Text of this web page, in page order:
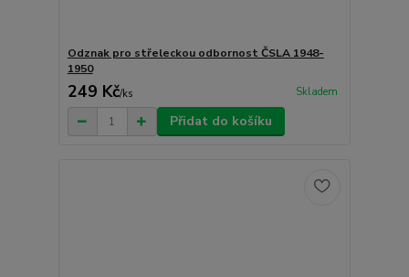
Odznak pro střeleckou odbornost ČSLA 1948-
1950
249 Kč/ks Skladem
Přidat do košíku